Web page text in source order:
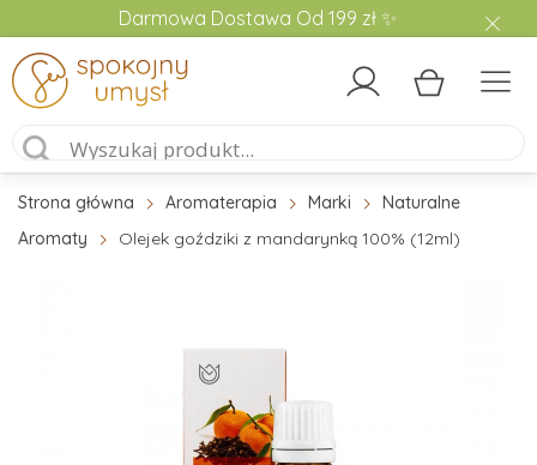
Darmowa Dostawa Od 199 zł ✨
Strona główna Aromaterapia Marki
Naturalne
Aromaty
Olejek goździki z mandarynką 100% (12ml)